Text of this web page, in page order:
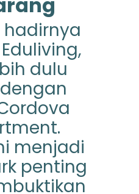
hadirnya
dulu
menjadi
penting